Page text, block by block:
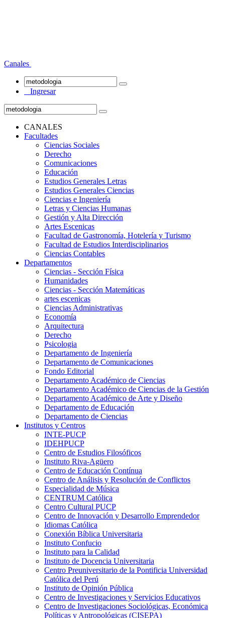
Canales
Ingresar
CANALES
Facultades
Ciencias Sociales
Derecho
Comunicaciones
Educación
Estudios Generales Letras
Estudios Generales Ciencias
Ciencias e Ingeniería
Letras y Ciencias Humanas
Gestión y Alta Dirección
Artes Escenicas
Facultad de Gastronomía, Hotelería y Turismo
Facultad de Estudios Interdisciplinarios
Ciencias Contables
Departamentos
Ciencias - Sección Física
Humanidades
Ciencias - Sección Matemáticas
artes escenicas
Ciencias Administrativas
Economía
Arquitectura
Derecho
Psicologia
Departamento de Ingeniería
Departamento de Comunicaciones
Fondo Editorial
Departamento Académico de Ciencias
Departamento Académico de Ciencias de la Gestión
Departamento Académico de Arte y Diseño
Departamento de Educación
Departamento de Ciencias
Institutos y Centros
INTE-PUCP
IDEHPUCP
Centro de Estudios Filosóficos
Instituto Riva-Agüero
Centro de Educación Contínua
Centro de Análisis y Resolución de Conflictos
Especialidad de Música
CENTRUM Católica
Centro Cultural PUCP
Centro de Innovación y Desarrollo Emprendedor
Idiomas Católica
Conexión Bíblica Universitaria
Instituto Confucio
Instituto para la Calidad
Instituto de Docencia Universitaria
Centro Preuniversitario de la Pontificia Universidad
Católica del Perú
Instituto de Opinión Pública
Centro de Investigaciones y Servicios Educativos
Centro de Investigaciones Sociológicas, Económica
Políticas y Antropológicas (CISEPA)